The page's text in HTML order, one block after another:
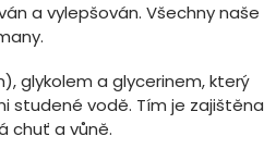
a vylepšován. Všechny naše
glykolem a glycerinem, který
studené vodě. Tím je zajištěna
chuť a vůně.